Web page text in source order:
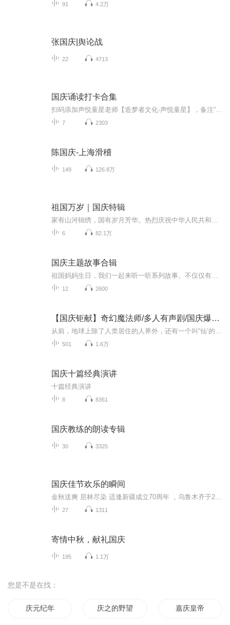
91 4.2万
张国庆|舆论战
22 4713
国庆诵读打卡合集
7 2303
陈国庆-上海滑稽
149 126.8万
祖国万岁｜国庆特辑
6 82.1万
国庆主题故事合辑
12 2600
【国庆钜献】奇幻魔法师/多人有声剧/国庆爆更七天乐
501 1.6万
国庆十篇经典演讲
十篇经典演讲
8 8361
国庆教练的朗读专辑
30 3325
国庆佳节欢乐的瞬间
27 1311
寄情中秋，献礼国庆
195 1.1万
您是不是在找：
庆元纪年 庆之的野望 嘉庆皇帝